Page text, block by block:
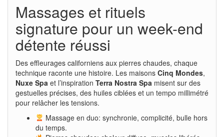
Massages et rituels
signature pour un week-end
détente réussi
Des effleurages californiens aux pierres chaudes, chaque
technique raconte une histoire. Les maisons Cinq Mondes,
Nuxe Spa et l’inspiration Terra Nostra Spa misent sur des
gestuelles précises, des huiles ciblées et un tempo millimétré
pour relâcher les tensions.
Massage en duo: synchronie, complicité, bulle hors
du temps.